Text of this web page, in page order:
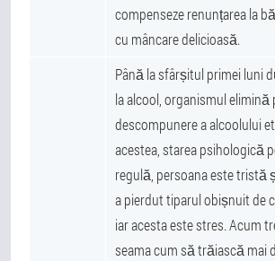
compenseze renunțarea la
cu mâncare delicioasă.
Până la sfârșitul primei luni
la alcool, organismul elimină
descompunere a alcoolului
acestea, starea psihologică
regulă, persoana este tristă
a pierdut tiparul obișnuit de
iar acesta este stres. Acum
seama cum să trăiască mai